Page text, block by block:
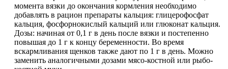
момента вязки до окончания кормления необходимо
добавлять в рацион препараты кальция: глицерофосфат
кальция, фосфорнокислый кальций или глюконат кальция.
Дозы: начиная от 0,1 г в день после вязки и постепенно
повышая до 1 г к концу беременности. Во время
вскармливания щенков также дают по 1 г в день. Можно
заменить аналогичными дозами мясо-костной или рыбо-